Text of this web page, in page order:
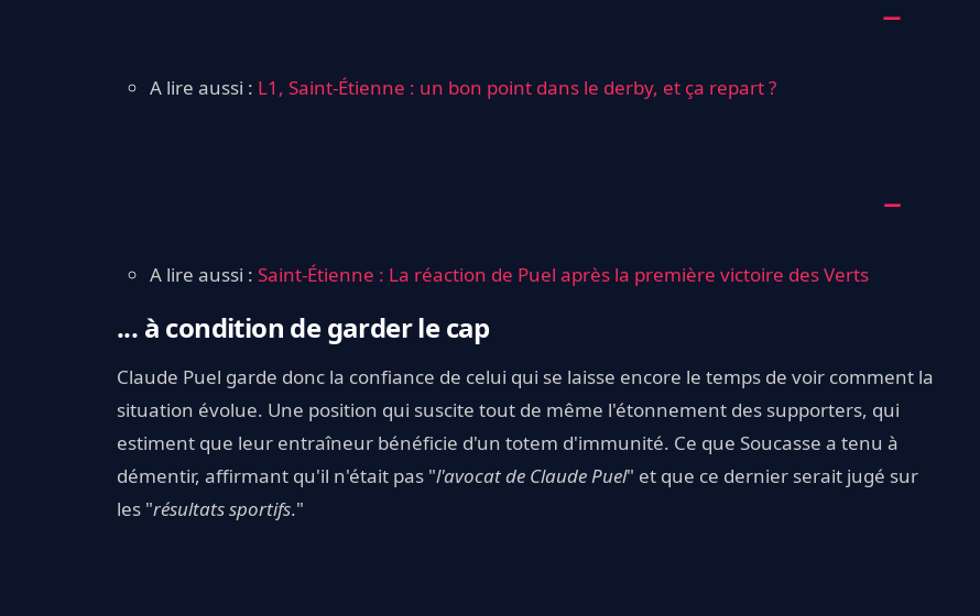
A lire aussi : L1, Saint-Étienne : un bon point dans le derby, et ça repart ?
A lire aussi : Saint-Étienne : La réaction de Puel après la première victoire des Verts
... à condition de garder le cap
Claude Puel garde donc la confiance de celui qui se laisse encore le temps de voir comment la
situation évolue. Une position qui suscite tout de même l'étonnement des supporters, qui
estiment que leur entraîneur bénéficie d'un totem d'immunité. Ce que Soucasse a tenu à
démentir, affirmant qu'il n'était pas "l'avocat de Claude Puel" et que ce dernier serait jugé sur
les "résultats sportifs."